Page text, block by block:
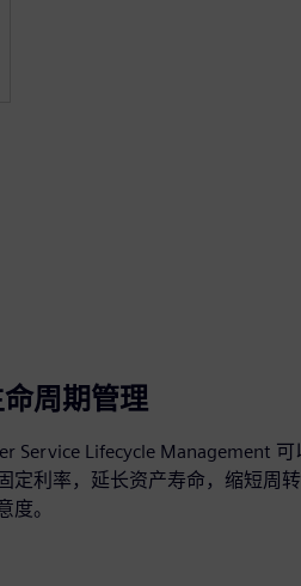
周期管理
Service Lifecycle Management
定利率，延长资产寿命，缩短周
度。